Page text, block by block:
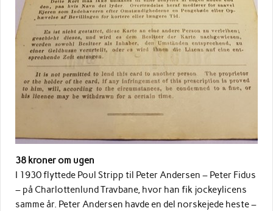
38 kroner om ugen
I 1930 flyttede Poul Stripp til Peter Andersen – Peter Fidus
– på Charlottenlund Travbane, hvor han fik jockeylicens
samme år. Peter Andersen havde en del norskejede heste –